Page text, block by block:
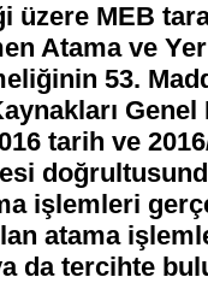
üzere MEB
Atama ve
53.
tarih ve
işlemleri
atama
da tercihte